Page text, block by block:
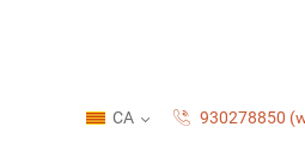
CA 930278850